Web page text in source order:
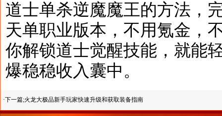
道士单杀逆魔魔王的方法，
天单职业版本，不用氪金，
你解锁道士觉醒技能，就能
爆稳稳收入囊中。
·下一篇;火龙大极品新手玩家快速升级和获取装备指南